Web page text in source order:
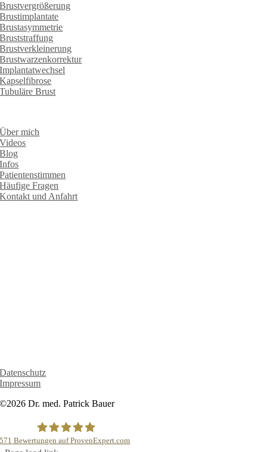
Brustvergrößerung
Brustimplantate
Brustasymmetrie
Bruststraffung
Brustverkleinerung
Brustwarzenkorrektur
Implantatwechsel
Kapselfibrose
Tubuläre Brust
Über mich
Videos
Blog
Infos
Patientenstimmen
Häufige Fragen
Kontakt und Anfahrt
Datenschutz
Impressum
©2026 Dr. med. Patrick Bauer
571 Bewertungen auf ProvenExpert.com